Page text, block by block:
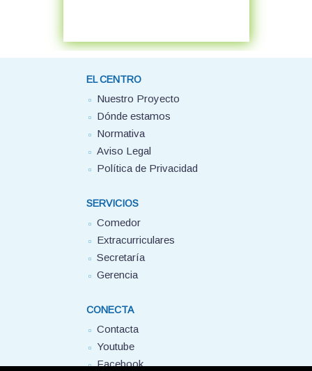
EL CENTRO
Nuestro Proyecto
Dónde estamos
Normativa
Aviso Legal
Política de Privacidad
SERVICIOS
Comedor
Extracurriculares
Secretaría
Gerencia
CONECTA
Contacta
Youtube
Facebook